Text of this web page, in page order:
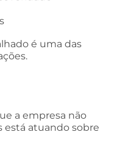
é uma das
a empresa não
está atuando sobre